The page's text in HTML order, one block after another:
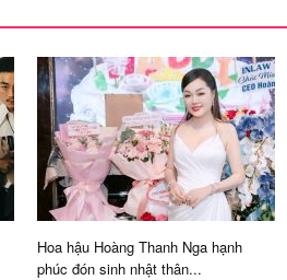
Hoa hậu Hoàng Thanh Nga hạnh
phúc đón sinh nhật thân...